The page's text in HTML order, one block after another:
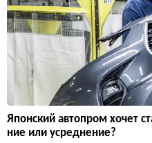
Японский автопром хочет
ние или усреднение?